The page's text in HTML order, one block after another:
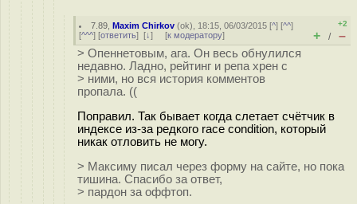
7.89 ,Maxim Chirkov (ok), 18:15, 06/03/2015 [^] [^^]
[^^^] [ответить] [↓] [к модератору]
+2
+ / –
> Опеннетовым, ага. Он весь обнулился
недавно. Ладно, рейтинг и репа хрен с
> ними, но вся история комментов
пропала. ((
Поправил. Так бывает когда слетает счётчик в
индексе из-за редкого race condition, который
никак отловить не могу.
> Максиму писал через форму на сайте, но пока
тишина. Спасибо за ответ,
> пардон за оффтоп.